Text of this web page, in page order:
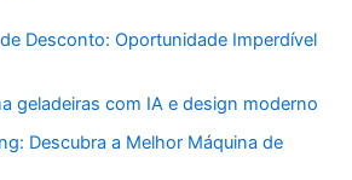
Desconto: Oportunidade Imperdível
geladeiras com IA e design moderno
Descubra a Melhor Máquina de